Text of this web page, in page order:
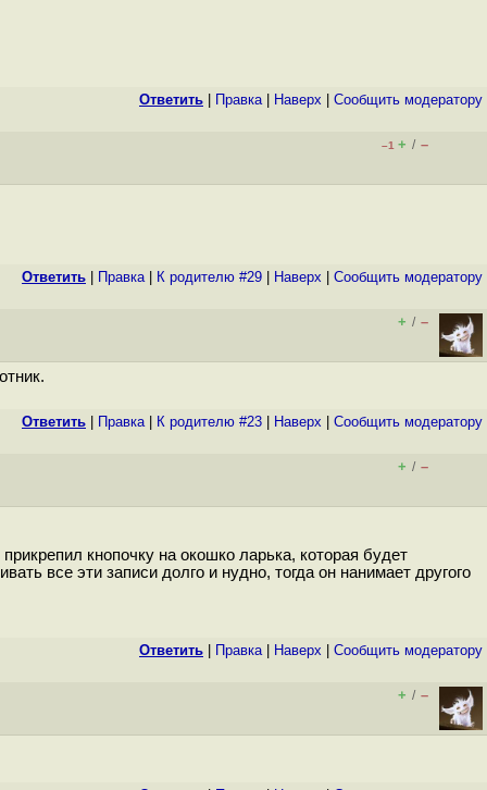
Ответить Правка| Наверх Cообщить модератору
–1 + / –
Ответить Правка| К родителю #29 Наверх Cообщить модератору
+ / –
Ответить Правка| К родителю #23 Наверх Cообщить модератору
+ / –
кнопочку на окошко ларька, которая будет
все эти записи долго и нудно, тогда он нанимает другого
Ответить Правка| Наверх Cообщить модератору
+ / –